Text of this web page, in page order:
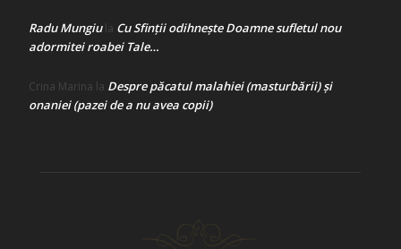
Radu Mungiula Cu Sfinții odihnește Doamne sufletul nou
adormitei roabei Tale…
Crina Marina la Despre păcatul malahiei (masturbării) şi
onaniei (pazei de a nu avea copii)